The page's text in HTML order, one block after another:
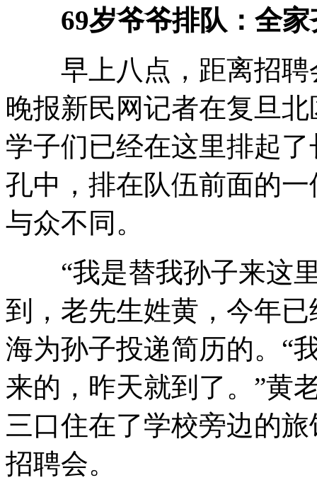
69岁爷爷排队：全
早上八点，距离招聘
晚报新民网记者在复旦
学子们已经在这里排起
孔中，排在队伍前面的
与众不同。
“我是替我孙子来这里
到，老先生姓黄，今年
海为孙子投递简历的。“
来的，昨天就到了。”黄
三口住在了学校旁边的
招聘会。